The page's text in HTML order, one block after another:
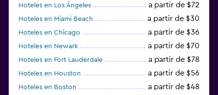
Hoteles en Los Ángeles a partir de $72
Hoteles en Miami Beach a partir de $30
Hoteles en Chicago a partir de $36
Hoteles en Newark a partir de $70
Hoteles en Fort Lauderdale a partir de $78
Hoteles en Houston a partir de $56
Hoteles en Boston a partir de $48